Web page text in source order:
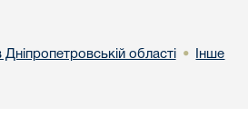
Днiпропетровській областi • Інше